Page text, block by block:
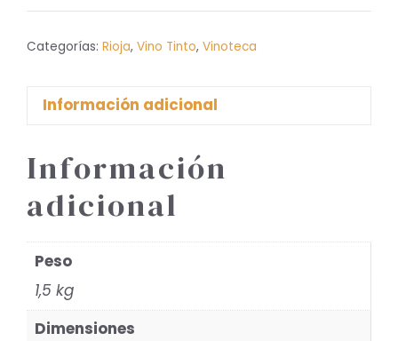
Puntido
Categorías: Rioja, Vino Tinto, Vinoteca
Información adicional
Información
adicional
Peso
1,5 kg
Dimensiones